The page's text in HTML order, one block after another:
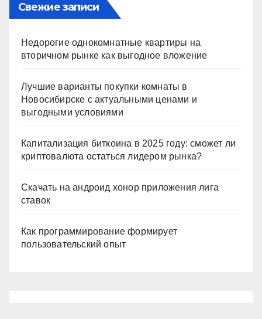
Свежие записи
Недорогие однокомнатные квартиры на
вторичном рынке как выгодное вложение
Лучшие варианты покупки комнаты в
Новосибирске с актуальными ценами и
выгодными условиями
Капитализация биткоина в 2025 году: сможет ли
криптовалюта остаться лидером рынка?
Скачать на андроид хонор приложения лига
ставок
Как программирование формирует
пользовательский опыт